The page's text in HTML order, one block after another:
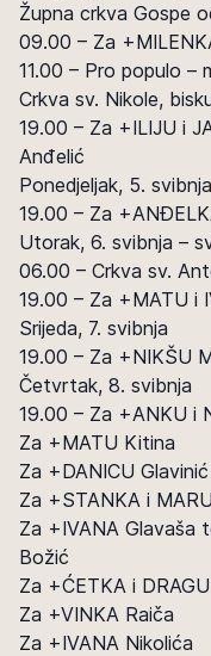
Župna crkva Gospe
09.00 – Za
11.00 – Pro populo –
Crkva sv. Nikole,
19.00 – Za +ILIJU i
Anđelić
Ponedjeljak, 5. svibnja
19.00 – Za
Utorak, 6. svibnja –
06.00 – Crkva sv.
19.00 – Za +MATU i
Srijeda, 7. svibnja
19.00 – Za +NIKŠU
Četvrtak, 8. svibnja
19.00 – Za +ANKU i
Za +MATU Kitina
Za +DANICU
Za +STANKA i
Za +IVANA Glavaša
Božić
Za +ĆETKA i
Za +VINKA Raiča
Za +IVANA Nikolića